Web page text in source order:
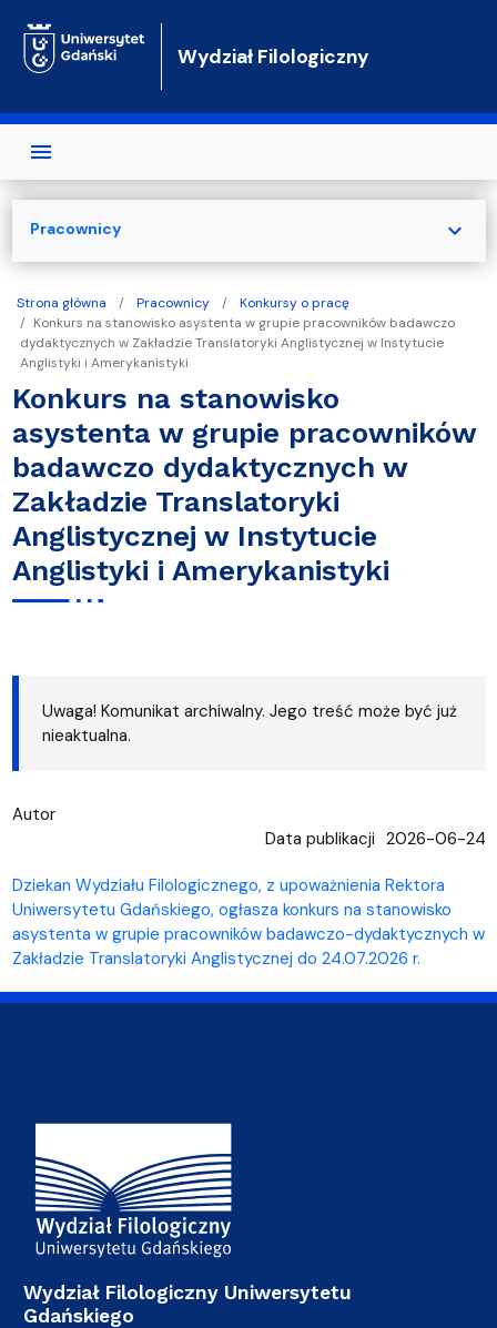
Wydział Filologiczny
Strona główna Pracownicy
Konkursy o pracę
Konkurs na stanowisko asystenta w grupie pracowników badawczo
dydaktycznych w Zakładzie Translatoryki Anglistycznej w Instytucie
Anglistyki i Amerykanistyki
Konkurs na stanowisko
asystenta w grupie pracowników
badawczo dydaktycznych w
Zakładzie Translatoryki
Anglistycznej w Instytucie
Anglistyki i Amerykanistyki
Uwaga! Komunikat archiwalny. Jego treść może być już
nieaktualna.
Autor
Data publikacji 2026-06-24
Dziekan Wydziału Filologicznego, z upoważnienia Rektora
Uniwersytetu Gdańskiego, ogłasza konkurs na stanowisko
asystenta w grupie pracowników badawczo-dydaktycznych w
Zakładzie Translatoryki Anglistycznej do 24.07.2026 r.
Pracownicy expand_more
Adres Wydziału
Wydział Filologiczny Uniwersytetu
Gdańskiego